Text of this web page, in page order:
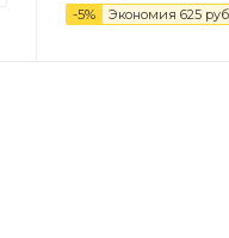
-5% Экономия 625